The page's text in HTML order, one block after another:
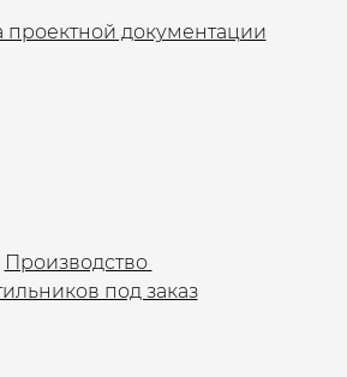
проектной документации
Производство
под заказ